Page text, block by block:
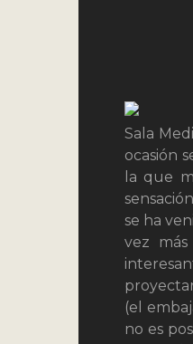
Sala
ocasión
la que
se ha
vez
(el
no es